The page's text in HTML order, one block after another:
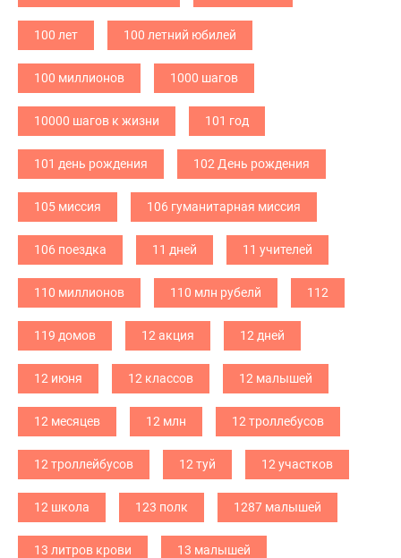
100 лет 100 летний юбилей
100 миллионов 1000 шагов
10000 шагов к жизни 101 год
101 день рождения 102 День рождения
105 миссия 106 гуманитарная миссия
106 поездка 11 дней 11 учителей
110 миллионов 110 млн рубелй 112
119 домов 12 акция 12 дней
12 июня 12 классов 12 малышей
12 месяцев 12 млн 12 троллебусов
12 троллейбусов 12 туй 12 участков
12 школа 123 полк 1287 малышей
13 литров крови 13 малышей